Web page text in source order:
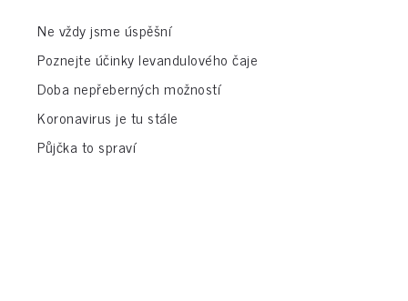
Ne vždy jsme úspěšní
Poznejte účinky levandulového čaje
Doba nepřeberných možností
Koronavirus je tu stále
Půjčka to spraví